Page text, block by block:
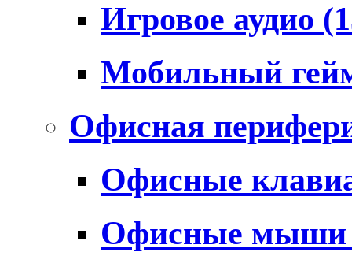
Игровое аудио
Мобильный
Офисная
Офисные
Офисные